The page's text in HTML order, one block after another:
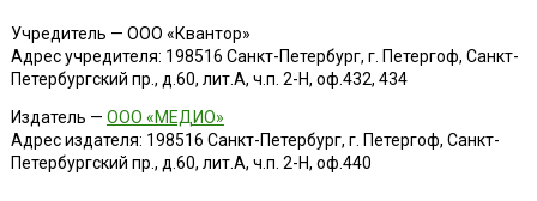
Учредитель — ООО «Квантор»
Адрес учредителя: 198516 Санкт-Петербург, г. Петергоф, Санкт-
Петербургский пр., д.60, лит.А, ч.п. 2-Н, оф.432, 434
Издатель — ООО «МЕДИО»
Адрес издателя: 198516 Санкт-Петербург, г. Петергоф, Санкт-
Петербургский пр., д.60, лит.А, ч.п. 2-Н, оф.440